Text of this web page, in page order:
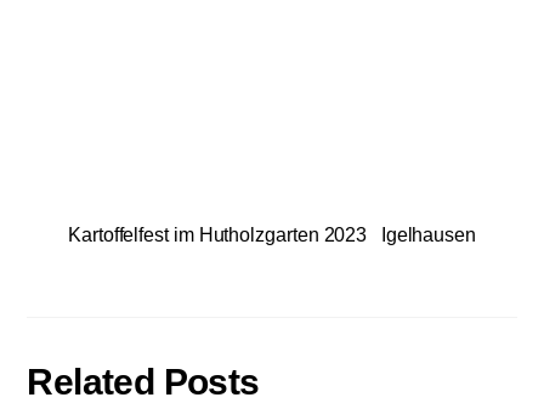
Kartoffelfest im Hutholzgarten 2023 Igelhausen
Related Posts